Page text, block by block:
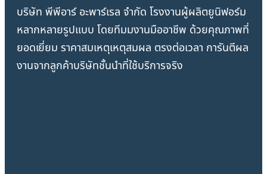
บริษัท พีพีอาร์ อะพาร์เรล จำกัด โรงงานผู้ผลิตยูนิฟอร์ม
หลากหลายรูปแบบ โดยทีมมงานมืออาชีพ ด้วยคุณภาพที่
ยอดเยี่ยม ราคาสมเหตุเหตุสมผล ตรงต่อเวลา การันตีผล
งานจากลูกค้าบริษัทชั้นนำที่ใช้บริการจริง